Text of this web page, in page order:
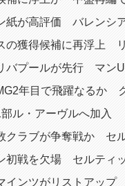
が高評価 バレンシ
獲得候補に再浮上
プールが先行 マンU
年目で飛躍なるか
ル・アーヴルへ加入
クラブが争奪戦か セ
初戦を欠場 セルティ
ンツがリストアップ